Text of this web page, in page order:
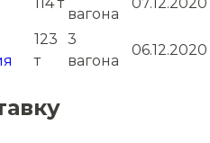
вагона
123
т
3
вагона
06.12.2020